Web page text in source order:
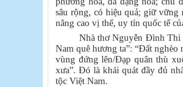
sâu rộng, có hiệu quả; giữ
nâng cao vị thế, uy tín quốc tế
Nhà thơ Nguyễn Đình Thi
Nam quê hương ta”: “Đất
vùng đứng lên/Đạp quân thù
xưa”. Đó là khái quát đầy đủ
tộc Việt Nam.